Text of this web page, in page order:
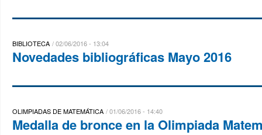
BIBLIOTECA 02/06/2016 - 13:04
Novedades bibliográficas Mayo 2016
OLIMPIADAS DE MATEMÁTICA 01/06/2016 - 14:40
Medalla de bronce en la Olimpiada